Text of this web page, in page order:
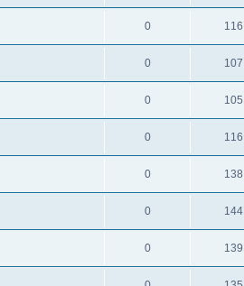
0 116
0 107
0 105
0 116
0 138
0 144
0 139